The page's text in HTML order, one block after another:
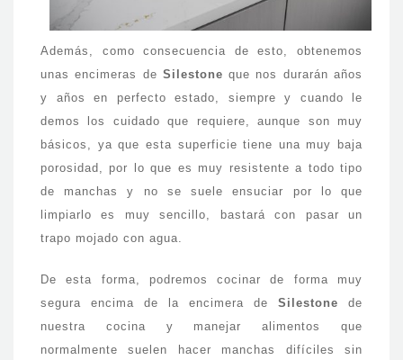
Además, como consecuencia de esto, obtenemos
unas encimeras de Silestone que nos durarán años
y años en perfecto estado, siempre y cuando le
demos los cuidado que requiere, aunque son muy
básicos, ya que esta superficie tiene una muy baja
porosidad, por lo que es muy resistente a todo tipo
de manchas y no se suele ensuciar por lo que
limpiarlo es muy sencillo, bastará con pasar un
trapo mojado con agua.
De esta forma, podremos cocinar de forma muy
segura encima de la encimera de Silestone de
nuestra cocina y manejar alimentos que
normalmente suelen hacer manchas difíciles sin